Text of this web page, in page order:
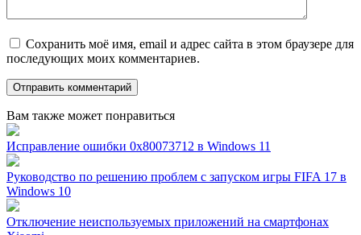
Сохранить моё имя, email и адрес сайта в этом браузере для
последующих моих комментариев.
Вам также может понравиться
Исправление ошибки 0x80073712 в Windows 11
Руководство по решению проблем с запуском игры FIFA 17 в
Windows 10
Отключение неиспользуемых приложений на смартфонах